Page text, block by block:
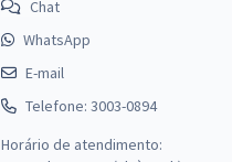
Chat
WhatsApp
E-mail
Telefone: 3003-0894
Horário de atendimento: